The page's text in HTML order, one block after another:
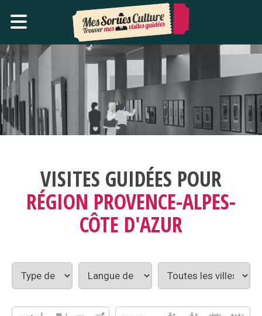
VISITES GUIDÉES POUR
RÉGION PROVENCE-ALPES-
CÔTE D'AZUR